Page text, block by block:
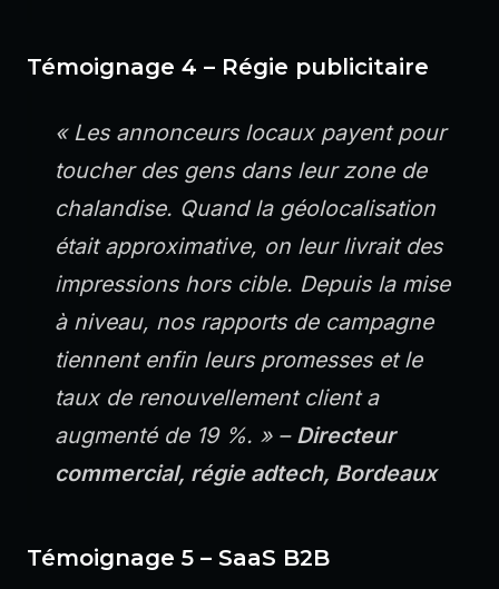
Témoignage 4 – Régie publicitaire
« Les annonceurs locaux payent pour
toucher des gens dans leur zone de
chalandise. Quand la géolocalisation
était approximative, on leur livrait des
impressions hors cible. Depuis la mise
à niveau, nos rapports de campagne
tiennent enfin leurs promesses et le
taux de renouvellement client a
augmenté de 19 %. » – Directeur
commercial, régie adtech, Bordeaux
Témoignage 5 – SaaS B2B